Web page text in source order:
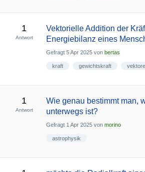
1
Antwort
Vektorielle Addition der
Energiebilanz eines
Gefragt 5 Apr 2025 von bertas
kraft gewichtskraft
1
Antwort
Wie genau bestimmt man,
unterwegs ist?
Gefragt 1 Apr 2025 von morino
astrophysik